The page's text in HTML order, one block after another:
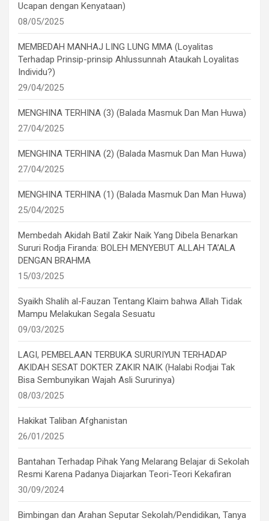
Ucapan dengan Kenyataan)
08/05/2025
MEMBEDAH MANHAJ LING LUNG MMA (Loyalitas
Terhadap Prinsip-prinsip Ahlussunnah Ataukah Loyalitas
Individu?)
29/04/2025
MENGHINA TERHINA (3) (Balada Masmuk Dan Man Huwa)
27/04/2025
MENGHINA TERHINA (2) (Balada Masmuk Dan Man Huwa)
27/04/2025
MENGHINA TERHINA (1) (Balada Masmuk Dan Man Huwa)
25/04/2025
Membedah Akidah Batil Zakir Naik Yang Dibela Benarkan
Sururi Rodja Firanda: BOLEH MENYEBUT ALLAH TA’ALA
DENGAN BRAHMA
15/03/2025
Syaikh Shalih al-Fauzan Tentang Klaim bahwa Allah Tidak
Mampu Melakukan Segala Sesuatu
09/03/2025
LAGI, PEMBELAAN TERBUKA SURURIYUN TERHADAP
AKIDAH SESAT DOKTER ZAKIR NAIK (Halabi Rodjai Tak
Bisa Sembunyikan Wajah Asli Sururinya)
08/03/2025
Hakikat Taliban Afghanistan
26/01/2025
Bantahan Terhadap Pihak Yang Melarang Belajar di Sekolah
Resmi Karena Padanya Diajarkan Teori-Teori Kekafiran
30/09/2024
Bimbingan dan Arahan Seputar Sekolah/Pendidikan, Tanya